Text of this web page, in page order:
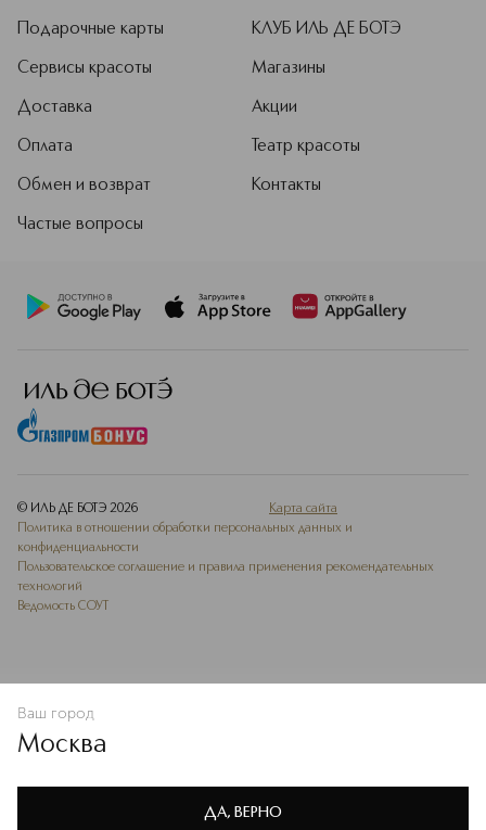
Политике конфиденциальности
В КОРЗИНУ
Подарочные карты
Сервисы красоты
Доставка
Оплата
Обмен и возврат
Частые вопросы
КЛУБ ИЛЬ ДЕ БОТЭ
Магазины
Акции
Театр красоты
Контакты
© ИЛЬ ДЕ БОТЭ 2026
Карта сайта
Политика в отношении обработки персональных данных и
конфиденциальности
Пользовательское соглашение и правила применения рекомендательных
технологий
Ведомость СОУТ
Ваш город
Москва
ДА, ВЕРНО